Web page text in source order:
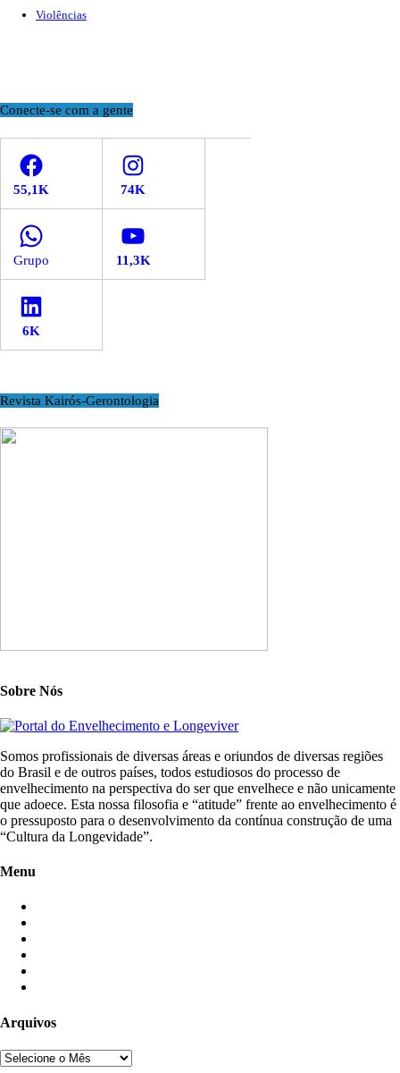
Violências
Conecte-se com a gente
Facebook Instagram
WhatsApp YouTube
LinkedIn
Revista Kairós-Gerontologia
Sobre Nós
Somos profissionais de diversas áreas e oriundos de diversas regiões
do Brasil e de outros países, todos estudiosos do processo de
envelhecimento na perspectiva do ser que envelhece e não unicamente
que adoece. Esta nossa filosofia e “atitude” frente ao envelhecimento é
o pressuposto para o desenvolvimento da contínua construção de uma
“Cultura da Longevidade”.
Menu
Arquivos